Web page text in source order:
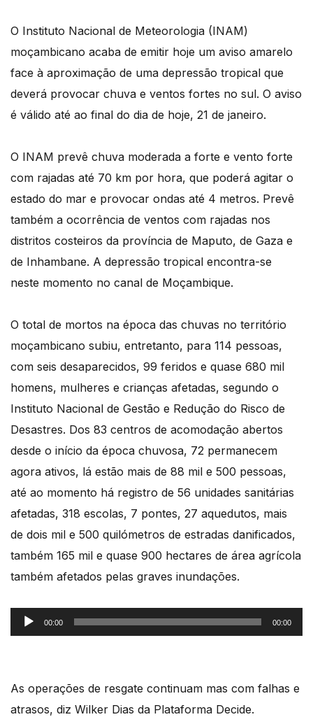
O Instituto Nacional de Meteorologia (INAM)
moçambicano acaba de emitir hoje um aviso amarelo
face à aproximação de uma depressão tropical que
deverá provocar chuva e ventos fortes no sul. O aviso
é válido até ao final do dia de hoje, 21 de janeiro.
O INAM prevê chuva moderada a forte e vento forte
com rajadas até 70 km por hora, que poderá agitar o
estado do mar e provocar ondas até 4 metros. Prevê
também a ocorrência de ventos com rajadas nos
distritos costeiros da província de Maputo, de Gaza e
de Inhambane. A depressão tropical encontra-se
neste momento no canal de Moçambique.
O total de mortos na época das chuvas no território
moçambicano subiu, entretanto, para 114 pessoas,
com seis desaparecidos, 99 feridos e quase 680 mil
homens, mulheres e crianças afetadas, segundo o
Instituto Nacional de Gestão e Redução do Risco de
Desastres. Dos 83 centros de acomodação abertos
desde o início da época chuvosa, 72 permanecem
agora ativos, lá estão mais de 88 mil e 500 pessoas,
até ao momento há registro de 56 unidades sanitárias
afetadas, 318 escolas, 7 pontes, 27 aquedutos, mais
de dois mil e 500 quilómetros de estradas danificados,
também 165 mil e quase 900 hectares de área agrícola
também afetados pelas graves inundações.
Reprodutor
de
00:00 00:00
As operações de resgate continuam mas com falhas e
atrasos, diz Wilker Dias da Plataforma Decide.